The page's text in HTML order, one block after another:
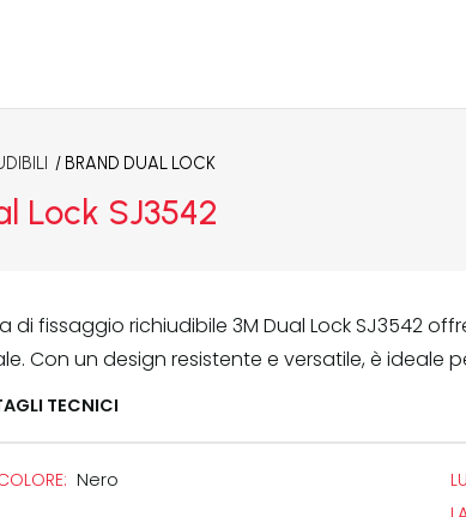
/ BRAND DUAL LOCK
Lock SJ3542
di fissaggio richiudibile 3M Dual Lock SJ3542
Con un design resistente e versatile, è ideale
TECNICI
Nero